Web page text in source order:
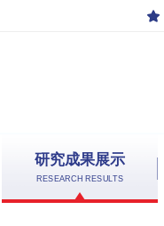
研究成果展示
RESEARCH RESULTS